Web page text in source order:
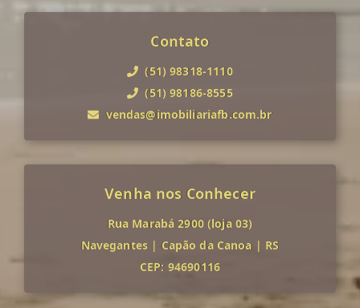
Contato
(51) 98318-1110
(51) 98186-8555
vendas@imobiliariafb.com.br
Venha nos Conhecer
Rua Marabá 2900 (loja 03)
Navegantes | Capão da Canoa | RS
CEP: 94690116